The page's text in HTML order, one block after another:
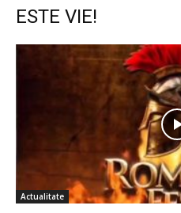
ESTE VIE!
Actualitate